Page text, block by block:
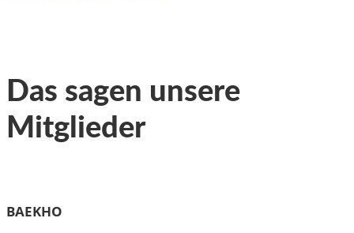
Das sagen unsere
Mitglieder
BAEKHO